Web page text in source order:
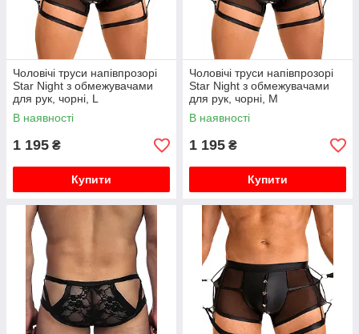
Чоловічі труси напівпрозорі
Star Night з обмежувачами
для рук, чорні, L
В наявності
1 195 ₴
Купити
Чоловічі труси напівпрозорі
Star Night з обмежувачами
для рук, чорні, M
В наявності
1 195 ₴
Купити